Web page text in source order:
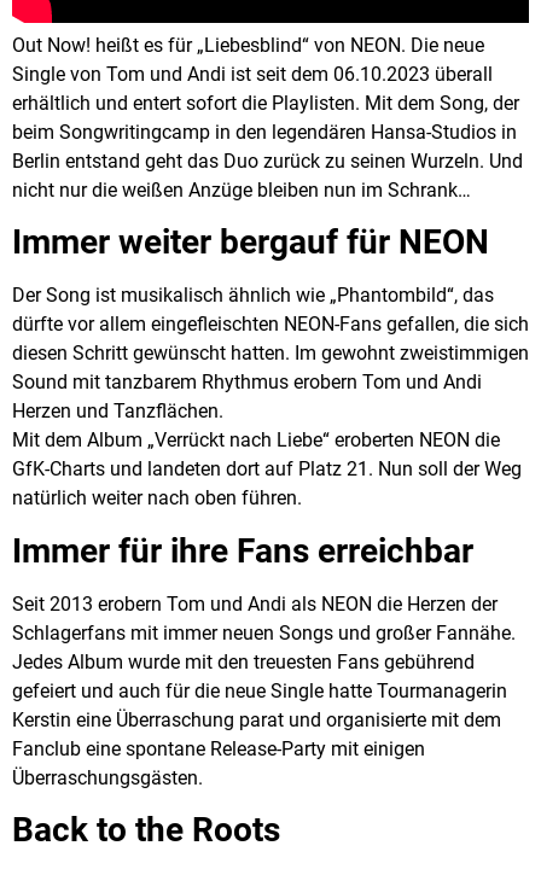
Out Now! heißt es für „Liebesblind“ von NEON. Die neue
Single von Tom und Andi ist seit dem 06.10.2023 überall
erhältlich und entert sofort die Playlisten. Mit dem Song, der
beim Songwritingcamp in den legendären Hansa-Studios in
Berlin entstand geht das Duo zurück zu seinen Wurzeln. Und
nicht nur die weißen Anzüge bleiben nun im Schrank…
Immer weiter bergauf für NEON
Der Song ist musikalisch ähnlich wie „Phantombild“, das
dürfte vor allem eingefleischten NEON-Fans gefallen, die sich
diesen Schritt gewünscht hatten. Im gewohnt zweistimmigen
Sound mit tanzbarem Rhythmus erobern Tom und Andi
Herzen und Tanzflächen.
Mit dem Album „Verrückt nach Liebe“ eroberten NEON die
GfK-Charts und landeten dort auf Platz 21. Nun soll der Weg
natürlich weiter nach oben führen.
Immer für ihre Fans erreichbar
Seit 2013 erobern Tom und Andi als NEON die Herzen der
Schlagerfans mit immer neuen Songs und großer Fannähe.
Jedes Album wurde mit den treuesten Fans gebührend
gefeiert und auch für die neue Single hatte Tourmanagerin
Kerstin eine Überraschung parat und organisierte mit dem
Fanclub eine spontane Release-Party mit einigen
Überraschungsgästen.
Back to the Roots